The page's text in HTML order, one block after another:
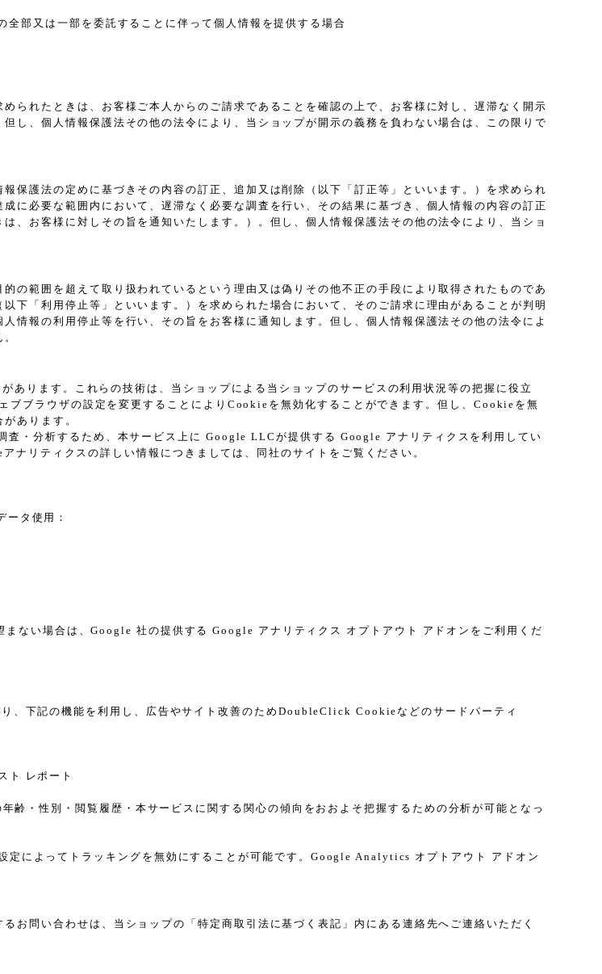
全部又は一部を委託することに伴って個人情報を提供する場合
られたときは、お客様ご本人からのご請求であることを確認の上で、お客様に対し、遅滞なく開示
し、個人情報保護法その他の法令により、当ショップが開示の義務を負わない場合は、この限りで
保護法の定めに基づきその内容の訂正、追加又は削除（以下「訂正等」といいます。）を求められ
に必要な範囲内において、遅滞なく必要な調査を行い、その結果に基づき、個人情報の内容の訂正
、お客様に対しその旨を通知いたします。）。但し、個人情報保護法その他の法令により、当ショ
の範囲を超えて取り扱われているという理由又は偽りその他不正の手段により取得されたものであ
下「利用停止等」といいます。）を求められた場合において、そのご請求に理由があることが判明
情報の利用停止等を行い、その旨をお客様に通知します。但し、個人情報保護法その他の法令によ
あります。これらの技術は、当ショップによる当ショップのサービスの利用状況等の把握に役立
ブラウザの設定を変更することによりCookieを無効化することができます。但し、Cookieを無
あります。
査・分析するため、本サービス上に Google LLCが提供する Google アナリティクスを利用してい
リティクスの詳しい情報につきましては、同社のサイトをご覧ください。
タ使用：
ない場合は、Google 社の提供する Google アナリティクス オプトアウト アドオンをご利用くだ
、下記の機能を利用し、広告やサイト改善のためDoubleClick Cookieなどのサードパーティ
ト レポート
・性別・閲覧履歴・本サービスに関する関心の傾向をおおよそ把握するための分析が可能となっ
によってトラッキングを無効にすることが可能です。Google Analytics オプトアウト アドオン
お問い合わせは、当ショップの「特定商取引法に基づく表記」内にある連絡先へご連絡いただく